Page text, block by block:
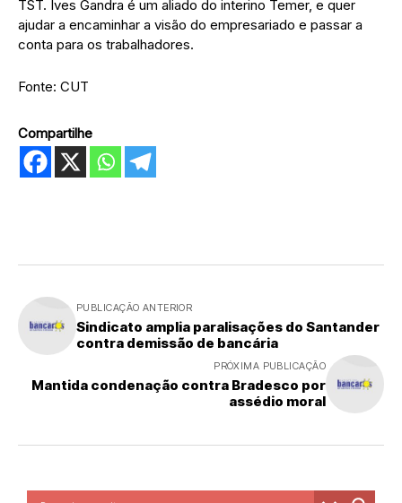
TST. Ives Gandra é um aliado do interino Temer, e quer
ajudar a encaminhar a visão do empresariado e passar a
conta para os trabalhadores.
Fonte: CUT
Compartilhe
PUBLICAÇÃO ANTERIOR
Sindicato amplia paralisações do Santander
contra demissão de bancária
PRÓXIMA PUBLICAÇÃO
Mantida condenação contra Bradesco por
assédio moral